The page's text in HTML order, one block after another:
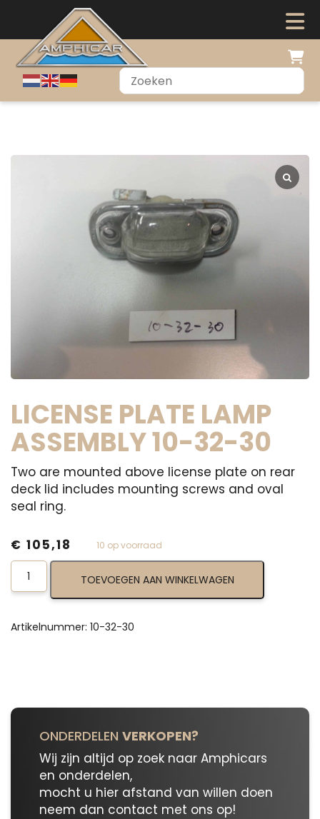
LICENSE PLATE LAMP
ASSEMBLY 10-32-30
Two are mounted above license plate on rear
deck lid includes mounting screws and oval
seal ring.
10 op voorraad
€ 105,18
License
Plate
Lamp
10-
TOEVOEGEN AAN WINKELWAGEN
Artikelnummer: 10-32-30
ONDERDELEN VERKOPEN?
Wij zijn altijd op zoek naar Amphicars
en onderdelen,
mocht u hier afstand van willen doen
neem dan contact met ons op!